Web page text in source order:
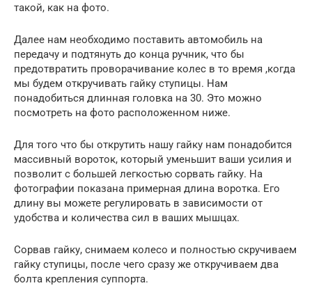
такой, как на фото.
Далее нам необходимо поставить автомобиль на
передачу и подтянуть до конца ручник, что бы
предотвратить проворачивание колес в то время ,когда
мы будем откручивать гайку ступицы. Нам
понадобиться длинная головка на 30. Это можно
посмотреть на фото расположенном ниже.
Для того что бы открутить нашу гайку нам понадобится
массивный вороток, который уменьшит ваши усилия и
позволит с большей легкостью сорвать гайку. На
фотографии показана примерная длина воротка. Его
длину вы можете регулировать в зависимости от
удобства и количества сил в ваших мышцах.
Сорвав гайку, снимаем колесо и полностью скручиваем
гайку ступицы, после чего сразу же откручиваем два
болта крепления суппорта.